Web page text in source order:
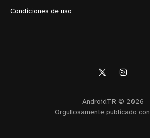
Condiciones de uso
AndroidTR © 2026
Orgullosamente publicado con